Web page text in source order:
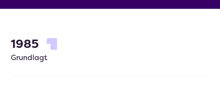
1985
Grundlagt